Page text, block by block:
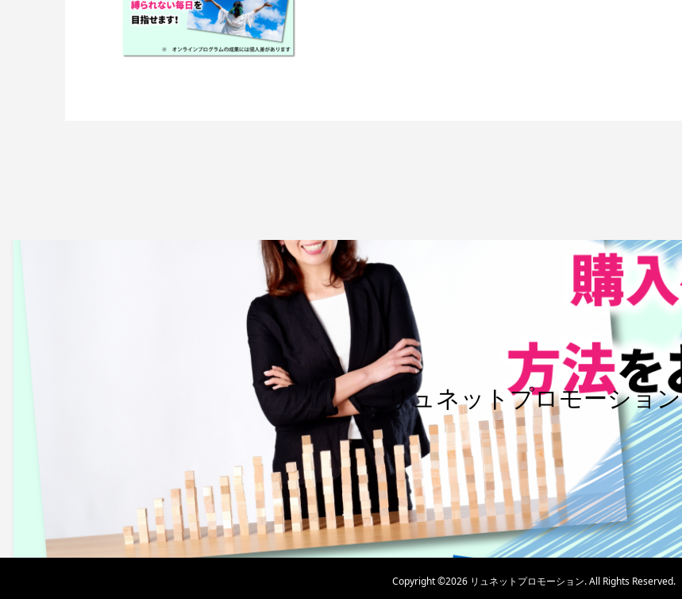
リュネットプロモーション
Copyright ©2026リュネットプロモーション. All Rights Reserved.